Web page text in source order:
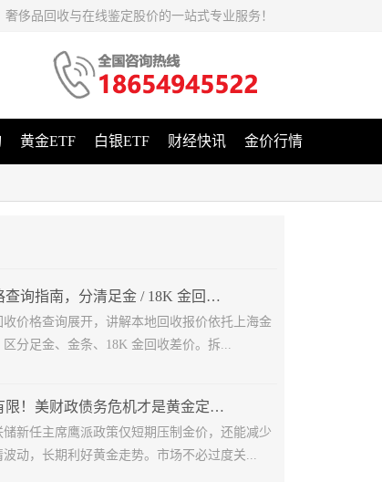
侈品回收与在线鉴定股价的一站式专业服务！
黄金ETF 白银ETF 财经快讯 金价行情
济南黄金回收价格查询指南，分清足金 / 18K 金回收差价
价格查询展开，讲解本地回收报价依托上海金
分足金、金条、18K 金回收差价。拆...
鹰派美联储利空有限！美财政债务危机才是黄金定价核心
新任主席鹰派政策仅短期压制金价，还能减少
动，长期利好黄金走势。市场不必过度关...